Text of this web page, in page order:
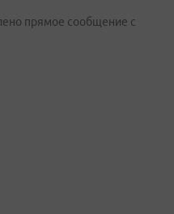
прямое сообщение с